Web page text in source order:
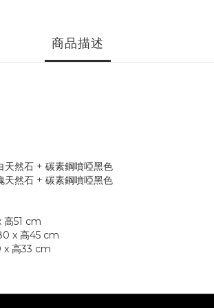
商品描述
天然石 + 碳素鋼噴啞黑色
天然石 + 碳素鋼噴啞黑色
高51 cm
x 高45 cm
x 高33 cm